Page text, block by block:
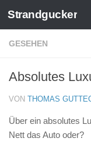
Zum Inhalt
Strandgucker
GESEHEN
Absolutes
VON THOMAS
Über ein absolutes
Nett das Auto oder?